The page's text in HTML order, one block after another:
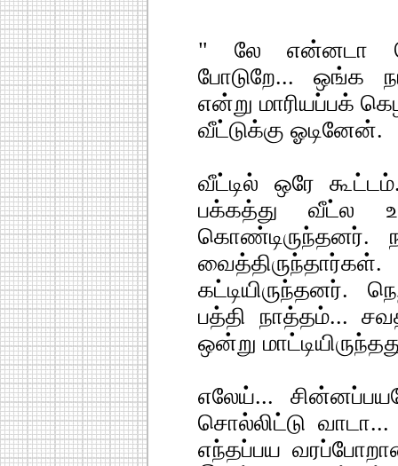
" லே என்னடா
போடுறே... ஒங்க
என்று மாரியப்பக்
வீட்டுக்கு ஓடினேன்.
வீட்டில் ஒரே
பக்கத்து வீட்ல
கொண்டிருந்தனர்.
கட்டியிருந்தனர்.
பத்தி நாத்தம்...
ஒன்று
எலேய்...
சொல்லிட்டு
எந்தப்பய